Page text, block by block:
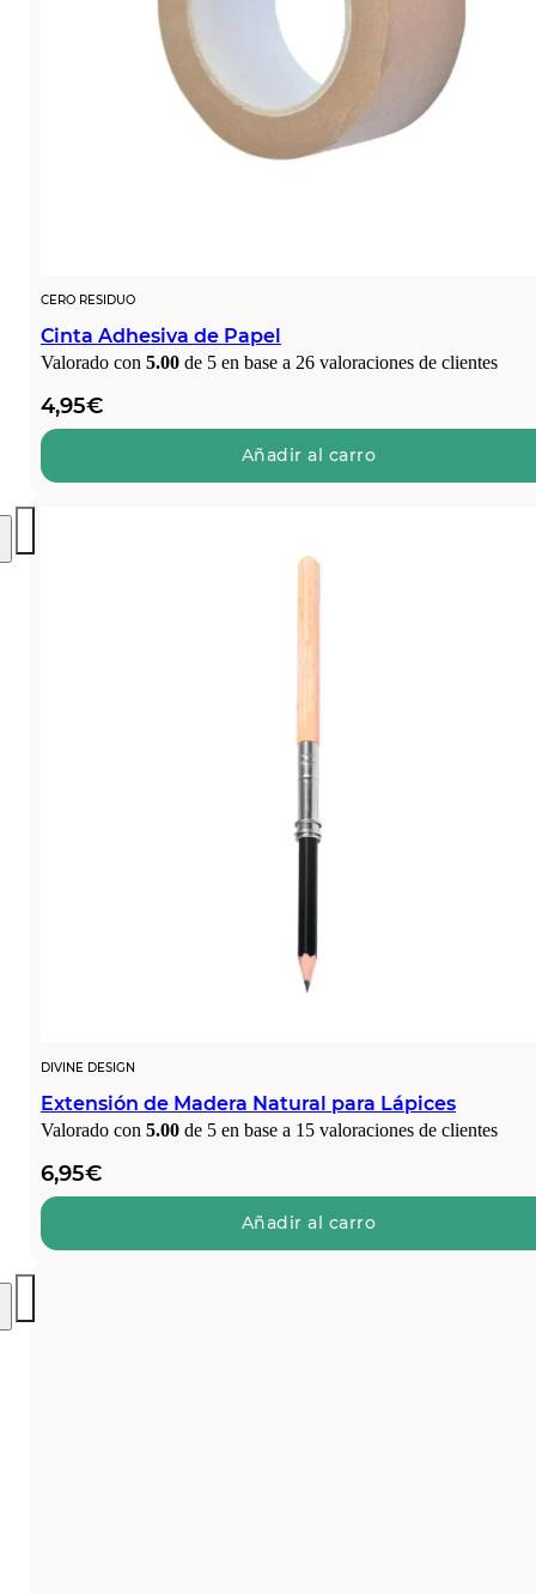
CERO RESIDUO
Cinta Adhesiva de Papel
Valorado con 5.00 de 5 en base a 26 valoraciones de clientes
4,95€
Añadir al carro
DIVINE DESIGN
Extensión de Madera Natural para Lápices
Valorado con 5.00 de 5 en base a 15 valoraciones de clientes
6,95€
Añadir al carro